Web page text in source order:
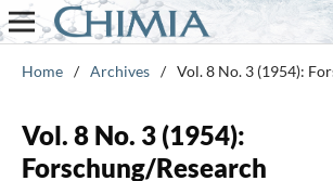
Home / Archives / Vol. 8 No. 3 (1954):
Vol. 8 No. 3 (1954):
Forschung/Research